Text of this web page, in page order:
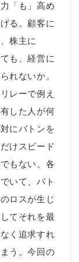
「も」高め
る。顧客に
株主に
も、経営に
れないか。
レーで例え
した人が何
にバトンを
けスピード
もない。各
いて、バト
ロスが生じ
てそれを最
く追求すれ
う。今回の